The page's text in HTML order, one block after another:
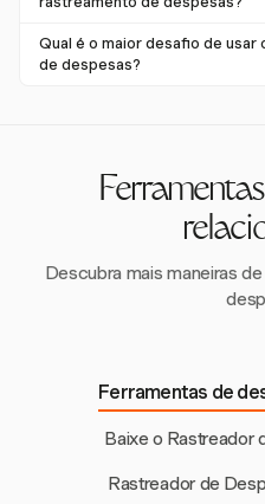
análise abrangente,
adicionais usando os
Muitas empresas usam o
benefício e opções de
Qual é o maior desafio de usar
de despesas?
rastreamento mais preciso e
Descubra mais maneiras
Ferramentas de
Baixe o Rastreador
Rastreador de